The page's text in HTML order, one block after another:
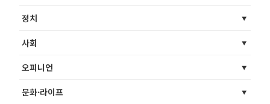
정치
사회
오피니언
문화·라이프